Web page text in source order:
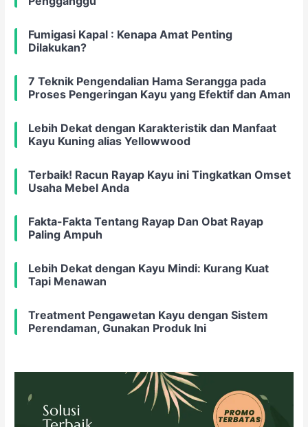
Fumigasi Kapal : Kenapa Amat Penting
Dilakukan?
7 Teknik Pengendalian Hama Serangga pada
Proses Pengeringan Kayu yang Efektif dan Aman
Lebih Dekat dengan Karakteristik dan Manfaat
Kayu Kuning alias Yellowwood
Terbaik! Racun Rayap Kayu ini Tingkatkan Omset
Usaha Mebel Anda
Fakta-Fakta Tentang Rayap Dan Obat Rayap
Paling Ampuh
Lebih Dekat dengan Kayu Mindi: Kurang Kuat
Tapi Menawan
Treatment Pengawetan Kayu dengan Sistem
Perendaman, Gunakan Produk Ini